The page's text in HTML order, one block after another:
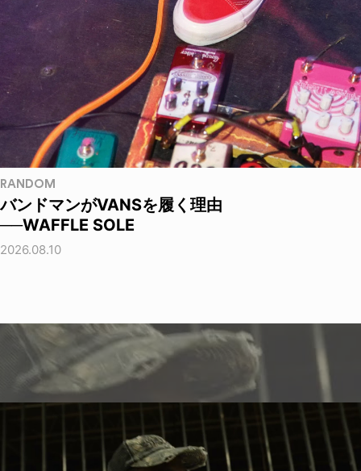
RANDOM
バンドマンがVANSを履く理由
──WAFFLE SOLE
2026.08.10